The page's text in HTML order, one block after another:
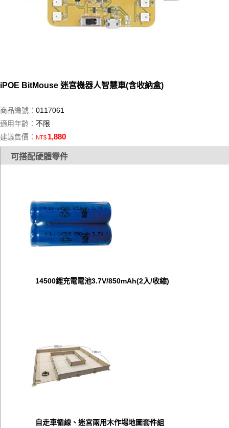
iPOE BitMouse 迷宮機器人智慧車(含收納盒)
商品編號： 0117061
適用年齡： 不限
建議售價： NT$ 1,880
可搭配硬體零件
14500鋰充電電池3.7V/850mAh(2入/收縮)
自走車循線、迷宮兩用木作場地圖套件組